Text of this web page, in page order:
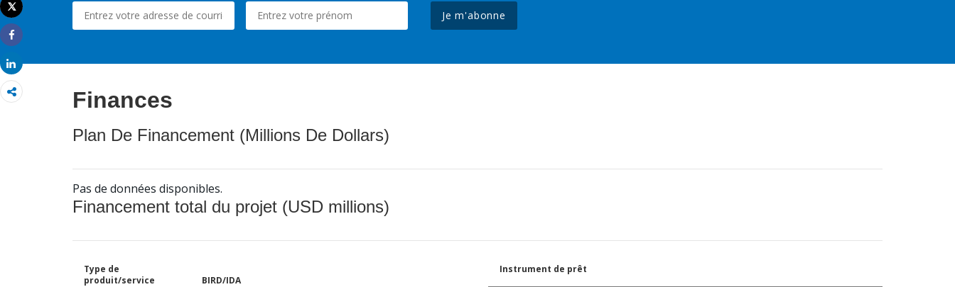
Imprimer
Tweet
Share
Share
Je m'abonne
Finances
Plan De Financement (Millions De Dollars)
Pas de données disponibles.
Financement total du projet (USD millions)
Type de
produit/service
BIRD/IDA
Instrument de prêt